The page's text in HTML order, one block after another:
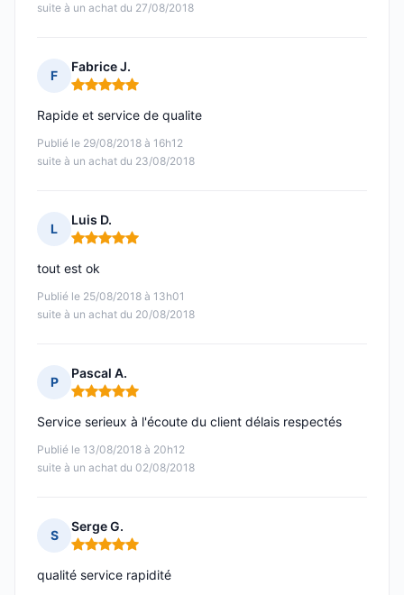
suite à un achat du 27/08/2018
F
Fabrice J.
Note : 5 sur 5
Publié le 29/08/2018 à 16h12
suite à un achat du 23/08/2018
Rapide et service de qualite
L
Luis D.
Note : 5 sur 5
Publié le 25/08/2018 à 13h01
suite à un achat du 20/08/2018
tout est ok
P
Pascal A.
Note : 5 sur 5
Publié le 13/08/2018 à 20h12
suite à un achat du 02/08/2018
Service serieux à l'écoute du client délais respectés
S
Serge G.
Note : 5 sur 5
qualité service rapidité